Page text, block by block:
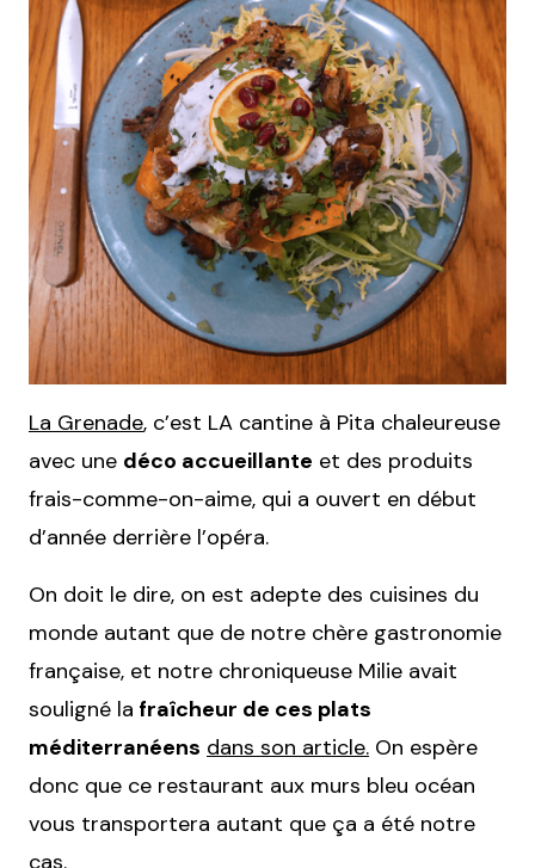
La Grenade, c’est LA cantine à Pita chaleureuse
avec une déco accueillante et des produits
frais-comme-on-aime, qui a ouvert en début
d’année derrière l’opéra.
On doit le dire, on est adepte des cuisines du
monde autant que de notre chère gastronomie
française, et notre chroniqueuse Milie avait
souligné la fraîcheur de ces plats
méditerranéens dans son article. On espère
donc que ce restaurant aux murs bleu océan
vous transportera autant que ça a été notre
cas.